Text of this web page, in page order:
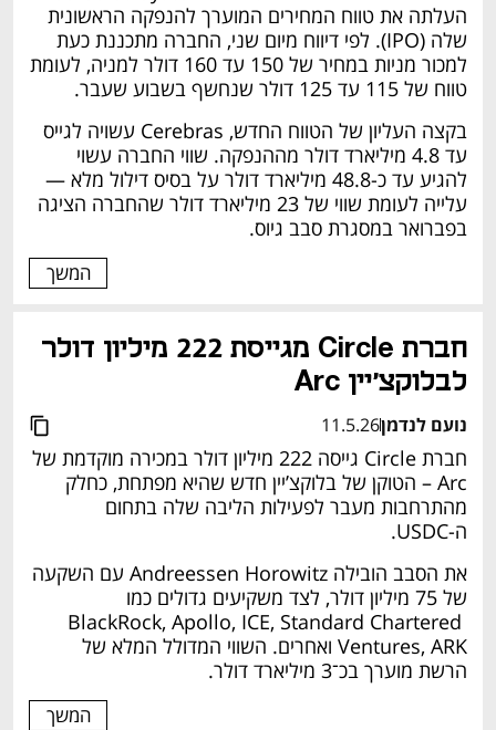
העלתה את טווח המחירים המוערך להנפקה הראשונית
שלה (IPO). לפי דיווח מיום שני, החברה מתכננת כעת
למכור מניות במחיר של 150 עד 160 דולר למניה, לעומת
טווח של 115 עד 125 דולר שנחשף בשבוע שעבר.
בקצה העליון של הטווח החדש, Cerebras עשויה לגייס
להגיע עד כ-48.8 מיליארד דולר על בסיס דילול מלא —
בפברואר במסגרת סבב גיוס.
המשך
לבלוקצ’יין Arc
נועם לנדמן11.5.26
חברת Circle גייסה 222 מיליון דולר במכירה מוקדמת של
ה‑USDC.
BlackRock, Apollo, ICE, Standard Chartered
Ventures, ARK ואחרים. השווי המדולל המלא של
הרשת מוערך בכ־3 מיליארד דולר.
המשך